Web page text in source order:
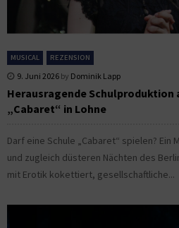
MUSICAL REZENSION
9. Juni 2026 by Dominik Lapp
Herausragende Schulproduktion
„Cabaret“ in Lohne
Darf eine Schule „Cabaret“ spielen? Ein
und zugleich düsteren Nächten des
mit Erotik kokettiert, gesellschaftliche...